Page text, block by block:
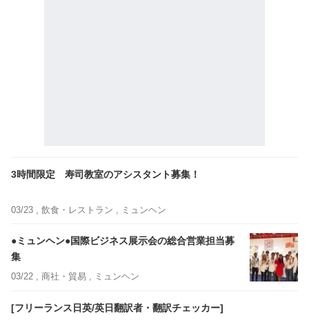
3時間限定 寿司教室のアシスタント募集！
03/23 , 飲食・レストラン , ミュンヘン
●ミュンヘン●国際ビジネス展示会の総合営業担当募
集
03/22 , 商社・貿易 , ミュンヘン
[フリーランス日英/英日翻訳者・翻訳チェッカー]